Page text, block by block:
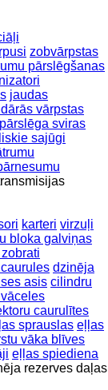
zobvārpstas
pārslēgšanas
jaudas
vārpstas
sviras
sajūgi
karteri virzuļi
bloka galviņas
dzinēja
asis cilindru
caurulītes
sprauslas eļļas
vāka blīves
eļļas spiediena
rezerves daļas